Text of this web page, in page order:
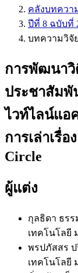
คลังบทควา
ปีที่ 8 ฉบับที่
บทความวิจัย
การพัฒนาวิ
ประชาสัมพั
ไวท์ไลน์แอ
การเล่าเรื่อ
Circle
ผู้แต่ง
กุลธิดา ธร
เทคโนโลยี
พรปภัสสร
เทคโนโลยี